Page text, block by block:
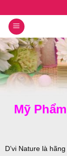
đến
nội
dung
Mỹ
D’vi Nature là